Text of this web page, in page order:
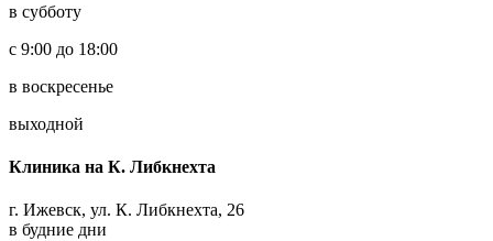
в субботу
с 9:00 до 18:00
в воскресенье
выходной
Клиника на К. Либкнехта
г. Ижевск, ул. К. Либкнехта, 26
в будние дни